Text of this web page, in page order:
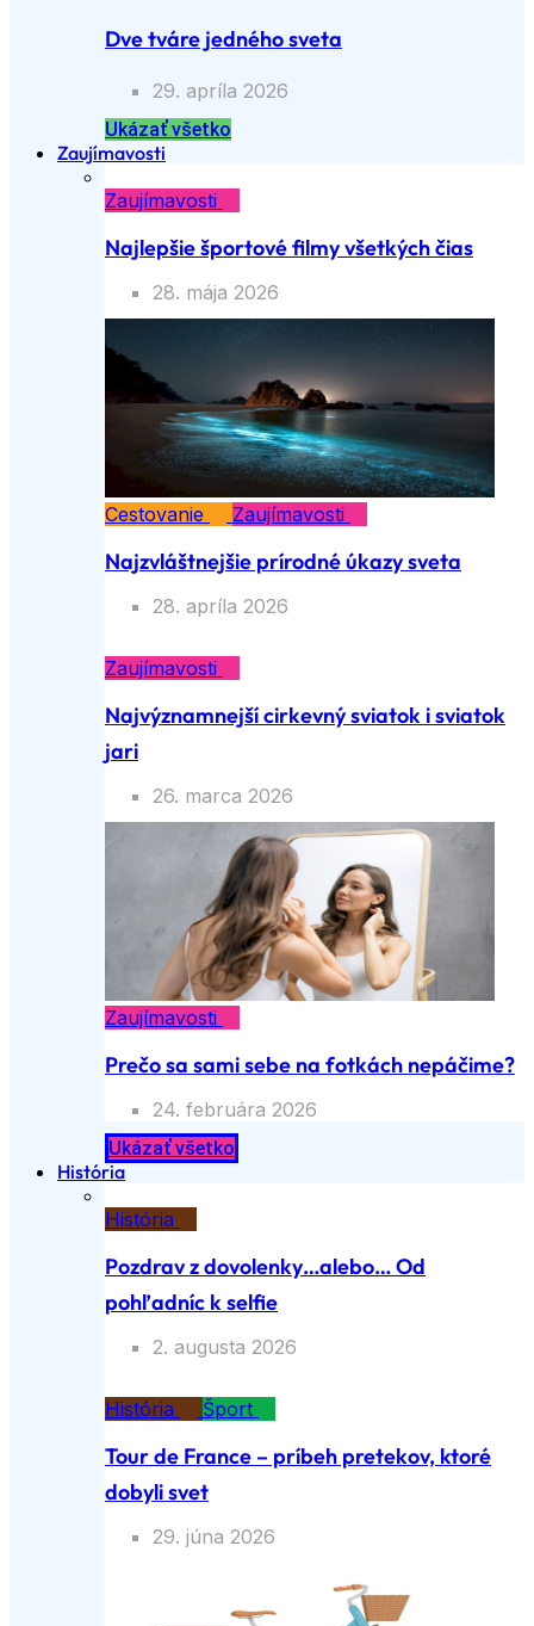
Dve tváre jedného sveta
29. apríla 2026
Ukázať všetko
Zaujímavosti
Zaujímavosti
Najlepšie športové filmy všetkých čias
28. mája 2026
Cestovanie Zaujímavosti
Najzvláštnejšie prírodné úkazy sveta
28. apríla 2026
Zaujímavosti
Najvýznamnejší cirkevný sviatok i sviatok
jari
26. marca 2026
Zaujímavosti
Prečo sa sami sebe na fotkách nepáčime?
24. februára 2026
Ukázať všetko
História
História
Pozdrav z dovolenky…alebo… Od
pohľadníc k selfie
2. augusta 2026
História Šport
Tour de France – príbeh pretekov, ktoré
dobyli svet
29. júna 2026